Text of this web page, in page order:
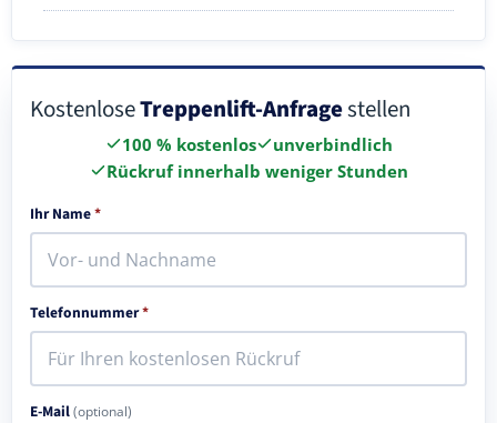
KostenloseTreppenlift-Anfragestellen
100 % kostenlos
unverbindlich
Rückruf innerhalb weniger Stunden
Ihr Name*
Telefonnummer*
E-Mail(optional)